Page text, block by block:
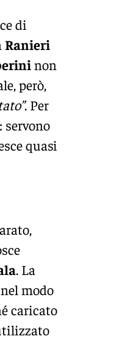
di
Ranieri
non
però,
. Per
servono
quasi
. La
modo
caricato